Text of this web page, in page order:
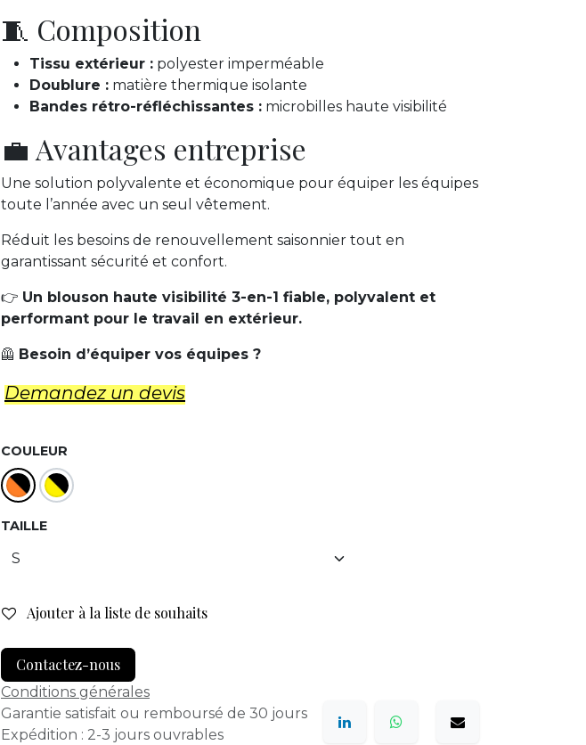
🧵 Composition
Tissu extérieur : polyester imperméable
Doublure : matière thermique isolante
Bandes rétro-réfléchissantes : microbilles haute visibilité
💼 Avantages entreprise
Une solution polyvalente et économique pour équiper les équipes
toute l’année avec un seul vêtement.
Réduit les besoins de renouvellement saisonnier tout en
garantissant sécurité et confort.
👉 Un blouson haute visibilité 3-en-1 fiable, polyvalent et
performant pour le travail en extérieur.
🦺 Besoin d’équiper vos équipes ?
Demandez un d​evis
COULEUR
TAILLE
Ajouter à la liste de souhaits
Contactez-nous
Conditions générales
Garantie satisfait ou remboursé de 30 jours
Expédition : 2-3 jours ouvrables